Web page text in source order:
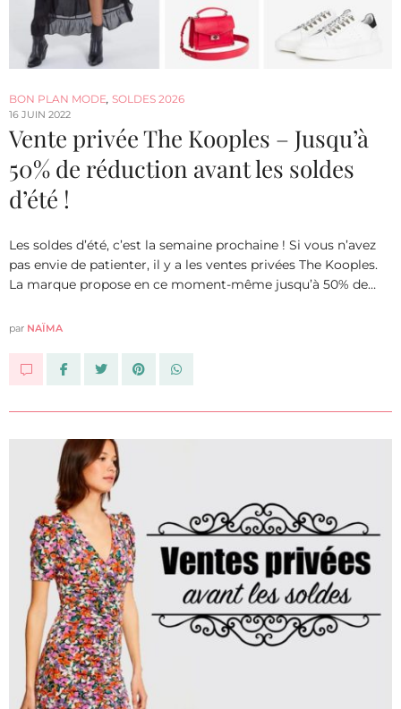
BON PLAN MODE, SOLDES 2026
16 JUIN 2022
Vente privée The Kooples – Jusqu’à
50% de réduction avant les soldes
d’été !
Les soldes d’été, c’est la semaine prochaine ! Si vous n’avez
pas envie de patienter, il y a les ventes privées The Kooples.
La marque propose en ce moment-même jusqu’à 50% de…
par NAÏMA